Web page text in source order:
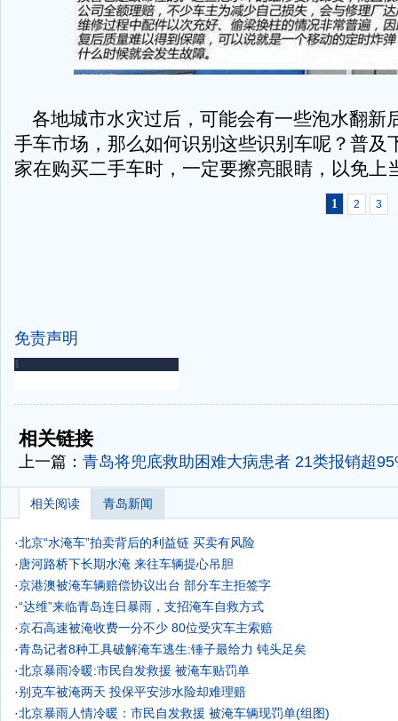
各地城市水灾过后，可能会有一些泡水翻新
手车市场，那么如何识别这些识别车呢？普及
家在购买二手车时，一定要擦亮眼睛，以免上
1 2 3
免责声明
-
相关链接
上一篇： 青岛将兜底救助困难大病患者 21类报销超
相关阅读 青岛新闻
·北京“水淹车”拍卖背后的利益链 买卖有风险
· 唐河路桥下长期水淹 来往车辆提心吊胆
·京港澳被淹车辆赔偿协议出台 部分车主拒签字
·“达维”来临青岛连日暴雨，支招淹车自救方式
·京石高速被淹收费一分不少 80位受灾车主索赔
·青岛记者8种工具破解淹车逃生:锤子最给力 钝头足矣
·北京暴雨冷暖:市民自发救援 被淹车贴罚单
·别克车被淹两天 投保平安涉水险却难理赔
·北京暴雨人情冷暖：市民自发救援 被淹车辆现罚单(组图)